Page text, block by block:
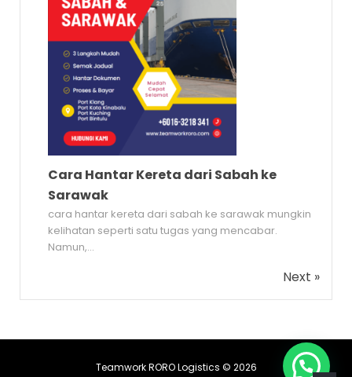
Cara Hantar Kereta dari Sabah ke
Sarawak
cara hantar kereta dari sabah ke sarawak mungkin
kelihatan seperti satu tugas yang mencabar.
Namun,...
Next »
Teamwork RORO Logistics © 2026